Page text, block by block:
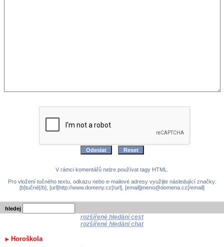
V rámci komentářů nelze používat tagy HTML.
Pro vložení tučného textu, odkazu nebo e-mailové adresy využijte následující značky:
[b]tučné[/b], [url]http://www.domeny.cz[/url], [email]jmeno@domena.cz[/email]
hledej
rozšířené hledání cest
rozšířené hledání chat
Horoškola